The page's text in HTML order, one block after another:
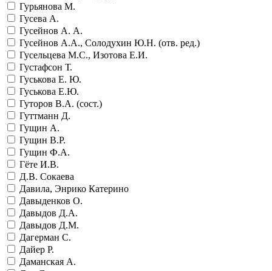
Гурьянова М.
Гусева А.
Гусейнов А. А.
Гусейнов А.А., Солодухин Ю.Н. (отв. ред.)
Гусельцева М.С., Изотова Е.И.
Густафсон Т.
Гуськова Е. Ю.
Гуськова Е.Ю.
Гуторов В.А. (сост.)
Гуттманн Д.
Гущин А.
Гущин В.Р.
Гущин Ф.А.
Гёте И.В.
Д.В. Сокаева
Давила, Энрико Катерино
Давыденков О.
Давыдов Д.А.
Давыдов Д.М.
Дагерман С.
Дайер Р.
Даманская А.